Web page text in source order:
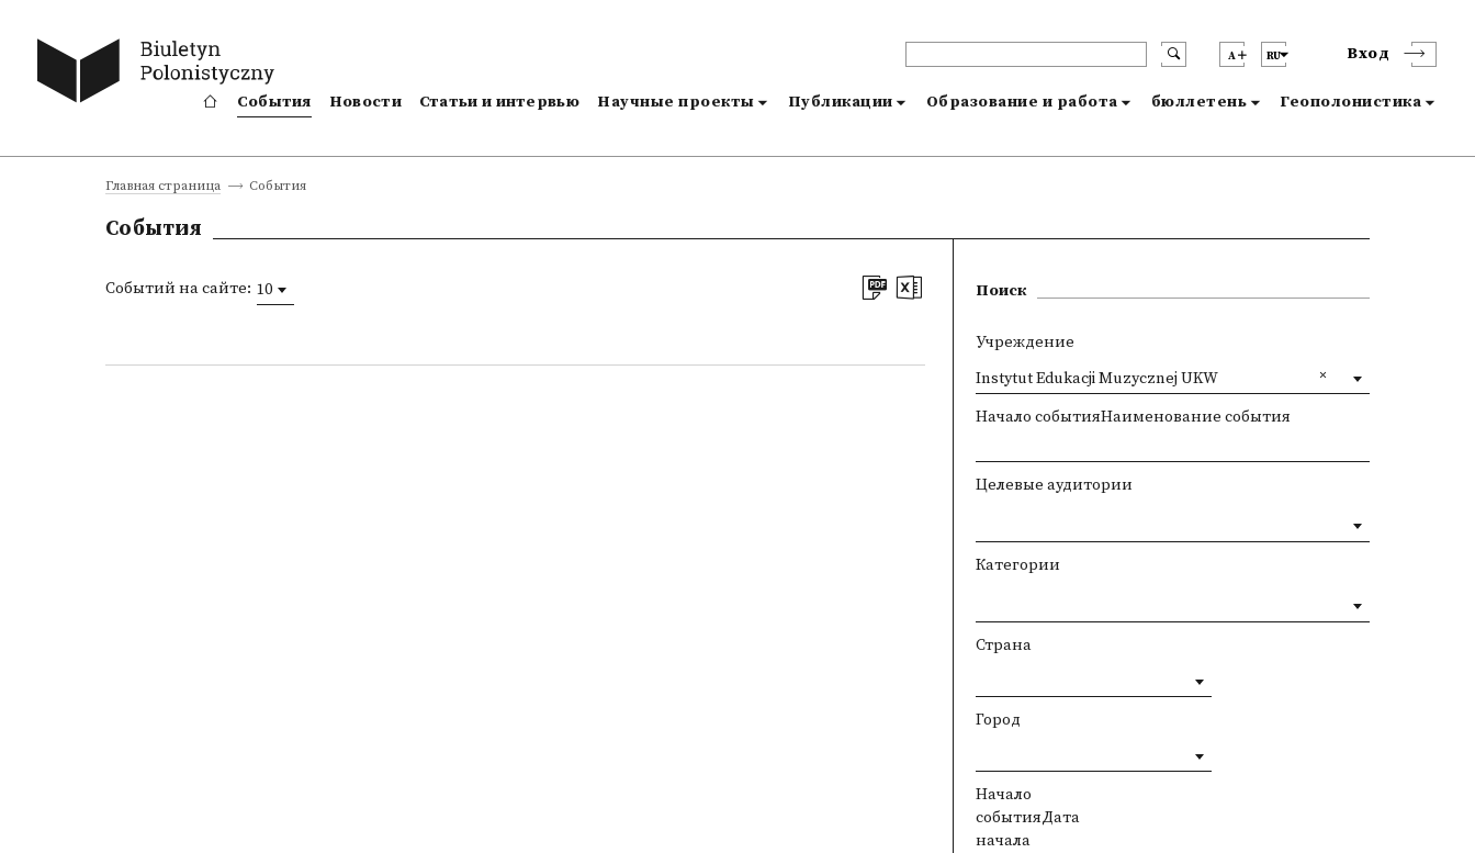
A RU Вход
События Новости Статьи и интервью Научные проекты Публикации Образование и работа бюллетень Геополонистика
Главная страница События
События
Событий на сайте: 10 Поиск
Учреждение
Instytut Edukacji Muzycznej UKW
Начало событияНаименование события
Целевые аудитории
Категории
Страна
Город
Начало
событияДата
начала